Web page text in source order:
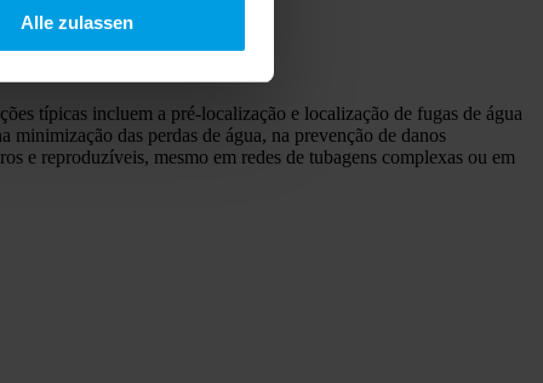
Alle zulassen
típicas incluem a pré-localização e localização de fugas de água
minimização das perdas de água, na prevenção de danos
e reproduzíveis, mesmo em redes de tubagens complexas ou em